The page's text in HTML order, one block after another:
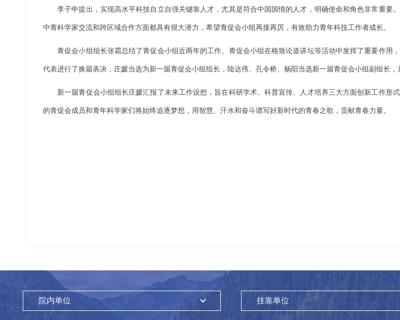
李子申提出，实现高水平科技自立自强关键靠人才，尤其是符合中国国情的人才，明确使命和角色非常重
中青科学家交流和跨区域合作方面都具有很大潜力，希望青促会小组再接再厉，有效助力青年科技工作者成长。
青促会小组组长张霜总结了青促会小组近两年的工作。青促会小组在格致论道讲坛等活动中发挥了重要作用
代表进行了换届表决，庄媛当选为新一届青促会小组组长，陆达伟、孔令桥、杨阳当选新一届青促会小组副组长
新一届青促会小组组长庄媛汇报了未来工作设想，旨在科研学术、科普宣传、人才培养三大方面创新工作
的青促会成员和青年科学家们将始终追逐梦想，用智慧、汗水和奋斗谱写好新时代的青春之歌，贡献青春力量。
院内单位 挂靠单位